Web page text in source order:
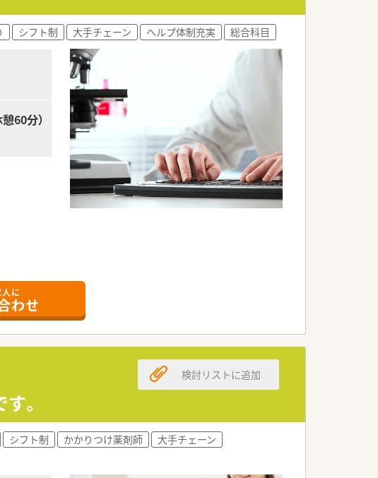
することで高い成長が見込める企業です。
を活かし、地域医療への貢献度が高いことが大き
シフト制 大手チェーン ヘルプ体制充実 総合科目
60分）
に
わせ
。
検討リストに追加
シフト制 かかりつけ薬剤師
大手チェーン